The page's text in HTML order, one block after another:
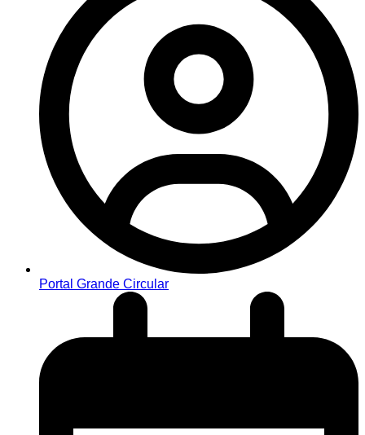
Portal Grande Circular